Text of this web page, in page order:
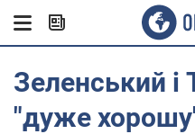
Зеленський
"дуже